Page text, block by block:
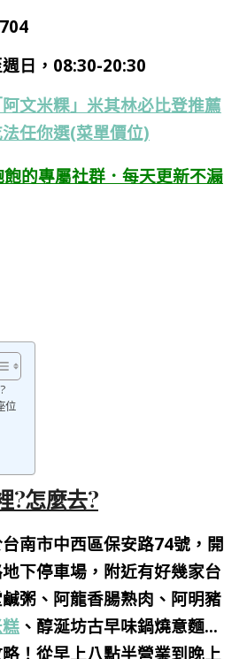
日，08:30-20:30
文米粿」米其林必比登推薦
任你選(菜單價位)
的專屬社群．每天更新不漏
位
?怎麼去?
台南市中西區保安路74號，開
下停車場，附近有好幾家台
粥、阿龍香腸熟肉、阿明豬
、醇涎坊古早味鍋燒意麵…
！從早上八點半營業到晚上